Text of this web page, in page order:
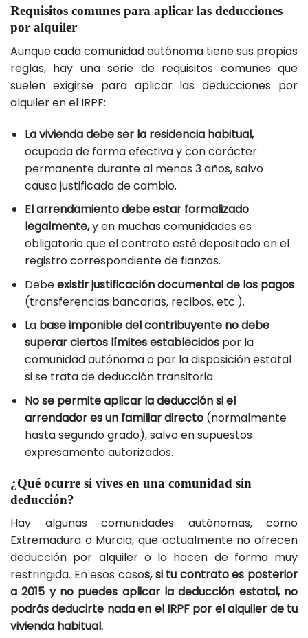
Requisitos comunes para aplicar las deducciones
por alquiler
Aunque cada comunidad autónoma tiene sus propias
reglas, hay una serie de requisitos comunes que
suelen exigirse para aplicar las deducciones por
alquiler en el IRPF:
La vivienda debe ser la residencia habitual,
ocupada de forma efectiva y con carácter
permanente durante al menos 3 años, salvo
causa justificada de cambio.
El arrendamiento debe estar formalizado
legalmente,y en muchas comunidades es
obligatorio que el contrato esté depositado en el
registro correspondiente de fianzas.
Debeexistir justificación documental de los pagos
(transferencias bancarias, recibos, etc.).
La base imponible del contribuyente no debe
superar ciertos límites establecidospor la
comunidad autónoma o por la disposición estatal
si se trata de deducción transitoria.
No se permite aplicar la deducción si el
arrendador es un familiar directo (normalmente
hasta segundo grado), salvo en supuestos
expresamente autorizados.
¿Qué ocurre si vives en una comunidad sin
deducción?
Hay algunas comunidades autónomas, como
Extremadura o Murcia, que actualmente no ofrecen
deducción por alquiler o lo hacen de forma muy
restringida. En esos casos, si tu contrato es posterior
a 2015 y no puedes aplicar la deducción estatal, no
podrás deducirte nada en el IRPF por el alquiler de tu
vivienda habitual.